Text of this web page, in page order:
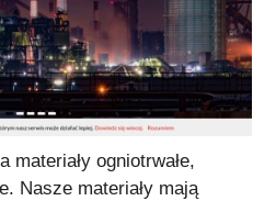
materiały ogniotrwałe,
Nasze materiały mają